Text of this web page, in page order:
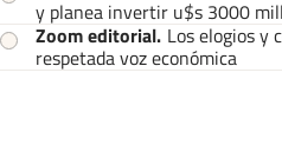
y planea invertir u$s 3000
Zoom editorial. Los elogios y
respetada voz económica